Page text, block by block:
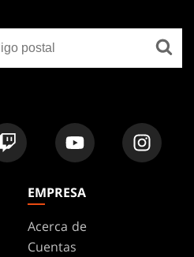
EMPRESA
Acerca de
Cuentas